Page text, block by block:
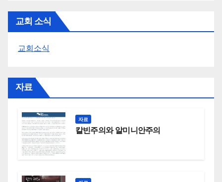
교회 소식
교회소식
자료
자료
칼빈주의와 알미니안주의